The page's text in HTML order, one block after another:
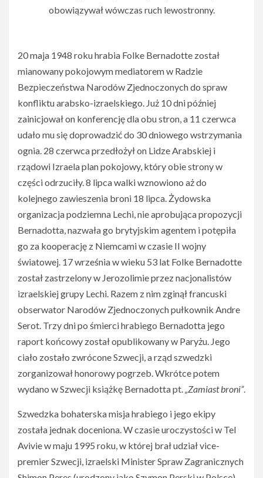
obowiązywał wówczas ruch lewostronny.
20 maja 1948 roku hrabia Folke Bernadotte został
mianowany pokojowym mediatorem w Radzie
Bezpieczeństwa Narodów Zjednoczonych do spraw
konfliktu arabsko-izraelskiego. Już 10 dni później
zainicjował on konferencję dla obu stron, a 11 czerwca
udało mu się doprowadzić do 30 dniowego wstrzymania
ognia. 28 czerwca przedłożył on Lidze Arabskiej i
rządowi Izraela plan pokojowy, który obie strony w
części odrzuciły. 8 lipca walki wznowiono aż do
kolejnego zawieszenia broni 18 lipca. Żydowska
organizacja podziemna Lechi, nie aprobująca propozycji
Bernadotta, nazwała go brytyjskim agentem i potępiła
go za kooperację z Niemcami w czasie II wojny
światowej. 17 września w wieku 53 lat Folke Bernadotte
został zastrzelony w Jerozolimie przez nacjonalistów
izraelskiej grupy Lechi. Razem z nim zginął francuski
obserwator Narodów Zjednoczonych pułkownik Andre
Serot. Trzy dni po śmierci hrabiego Bernadotta jego
raport końcowy został opublikowany w Paryżu. Jego
ciało zostało zwrócone Szwecji, a rząd szwedzki
zorganizował honorowy pogrzeb. Wkrótce potem
wydano w Szwecji książkę Bernadotta pt.
„Zamiast broni”.
Szwedzka bohaterska misja hrabiego i jego ekipy
została jednak doceniona. W czasie uroczystości w Tel
Avivie w maju 1995 roku, w której brał udział vice-
premier Szwecji, izraelski Minister Spraw Zagranicznych